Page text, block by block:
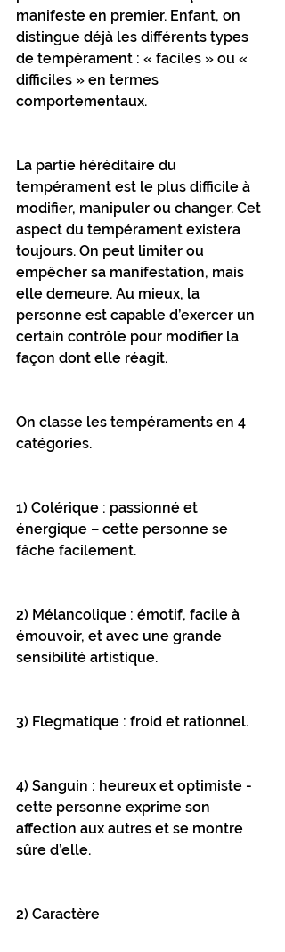
manifeste en premier. Enfant, on
distingue déjà les différents types
de tempérament : « faciles » ou «
difficiles » en termes
comportementaux.
La partie héréditaire du
tempérament est le plus difficile à
modifier, manipuler ou changer. Cet
aspect du tempérament existera
toujours. On peut limiter ou
empêcher sa manifestation, mais
elle demeure. Au mieux, la
personne est capable d’exercer un
certain contrôle pour modifier la
façon dont elle réagit.
On classe les tempéraments en 4
catégories.
1) Colérique : passionné et
énergique – cette personne se
fâche facilement.
2) Mélancolique : émotif, facile à
émouvoir, et avec une grande
sensibilité artistique.
3) Flegmatique : froid et rationnel.
4) Sanguin : heureux et optimiste -
cette personne exprime son
affection aux autres et se montre
sûre d’elle.
2) Caractère